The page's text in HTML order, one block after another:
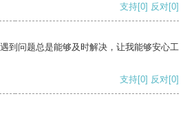
支持[0] 反对[0]
到问题总是能够及时解决，让我能够安心工
支持[0] 反对[0]